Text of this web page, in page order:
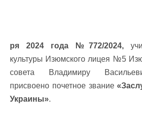
ря 2024 года №772/2024,
культуры Изюмского лицея №5
совета Владимиру
присвоено почетное звание
Украины».